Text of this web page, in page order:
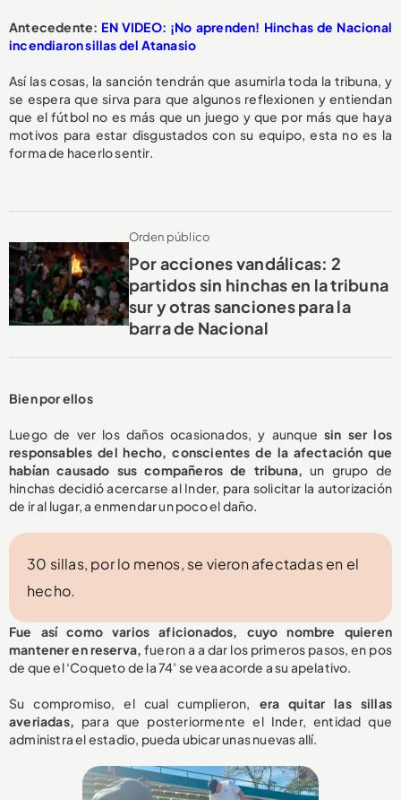
Antecedente: EN VIDEO: ¡No aprenden! Hinchas de Nacional
incendiaron sillas del Atanasio
Así las cosas, la sanción tendrán que asumirla toda la tribuna, y
se espera que sirva para que algunos reflexionen y entiendan
que el fútbol no es más que un juego y que por más que haya
motivos para estar disgustados con su equipo, esta no es la
forma de hacerlo sentir.
Orden público
Por acciones vandálicas: 2
partidos sin hinchas en la tribuna
sur y otras sanciones para la
barra de Nacional
Bien por ellos
Luego de ver los daños ocasionados, y aunquesin ser los
responsables del hecho, conscientes de la afectación que
habían causado sus compañeros de tribuna,
un grupo de
hinchas decidió acercarse al Inder, para solicitar la autorización
de ir al lugar, a enmendar un poco el daño.
30 sillas, por lo menos, se vieron afectadas en el
hecho.
Fue así como varios aficionados, cuyo nombre quieren
mantener en reserva, fueron a a dar los primeros pasos, en pos
de que el ‘Coqueto de la 74’ se vea acorde a su apelativo.
Su compromiso, el cual cumplieron,
era quitar las sillas
averiadas,
para que posteriormente el Inder, entidad que
administra el estadio, pueda ubicar unas nuevas allí.